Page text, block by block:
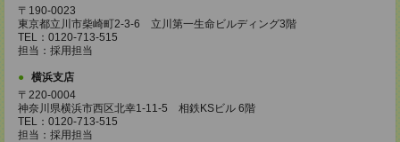
〒190-0023
東京都立川市柴崎町2-3-6 立川第一生命ビルディング3階
TEL：0120-713-515
担当：採用担当
横浜支店
〒220-0004
神奈川県横浜市西区北幸1-11-5 相鉄KSビル 6階
TEL：0120-713-515
担当：採用担当